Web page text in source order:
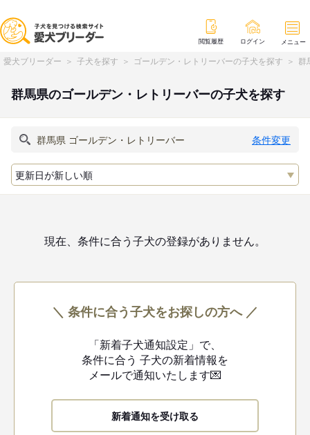
閲覧履歴 ログイン メニュー
愛犬ブリーダー 子犬を探す ゴールデン・レトリーバーの子犬を探す 群
群馬県のゴールデン・レトリーバーの子犬を探す
条件変更
現在、条件に合う子犬の登録がありません。
＼ 条件に合う子犬をお探しの方へ ／
「新着子犬通知設定」で、
条件に合う 子犬の新着情報を
メールで通知いたします💌
新着通知を受け取る